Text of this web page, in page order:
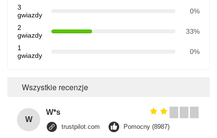
3
gwiazdy
0%
2
gwiazdy
33%
1
gwiazdy
0%
Wszystkie recenzje
W
W*s
trustpilot.com Pomocny (8987)